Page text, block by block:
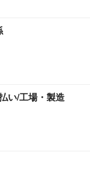
い/工場・製造